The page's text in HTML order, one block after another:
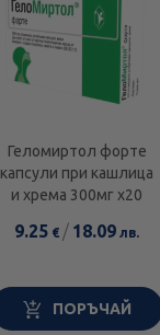
Геломиртол форте
капсули при кашлица
и хрема 300мг х20
9.25 € / 18.09 лв.
ПОРЪЧАЙ